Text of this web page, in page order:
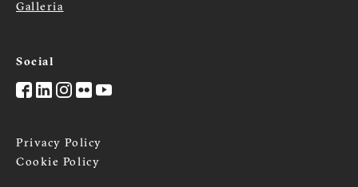
Galleria
Social
Privacy Policy
Cookie Policy